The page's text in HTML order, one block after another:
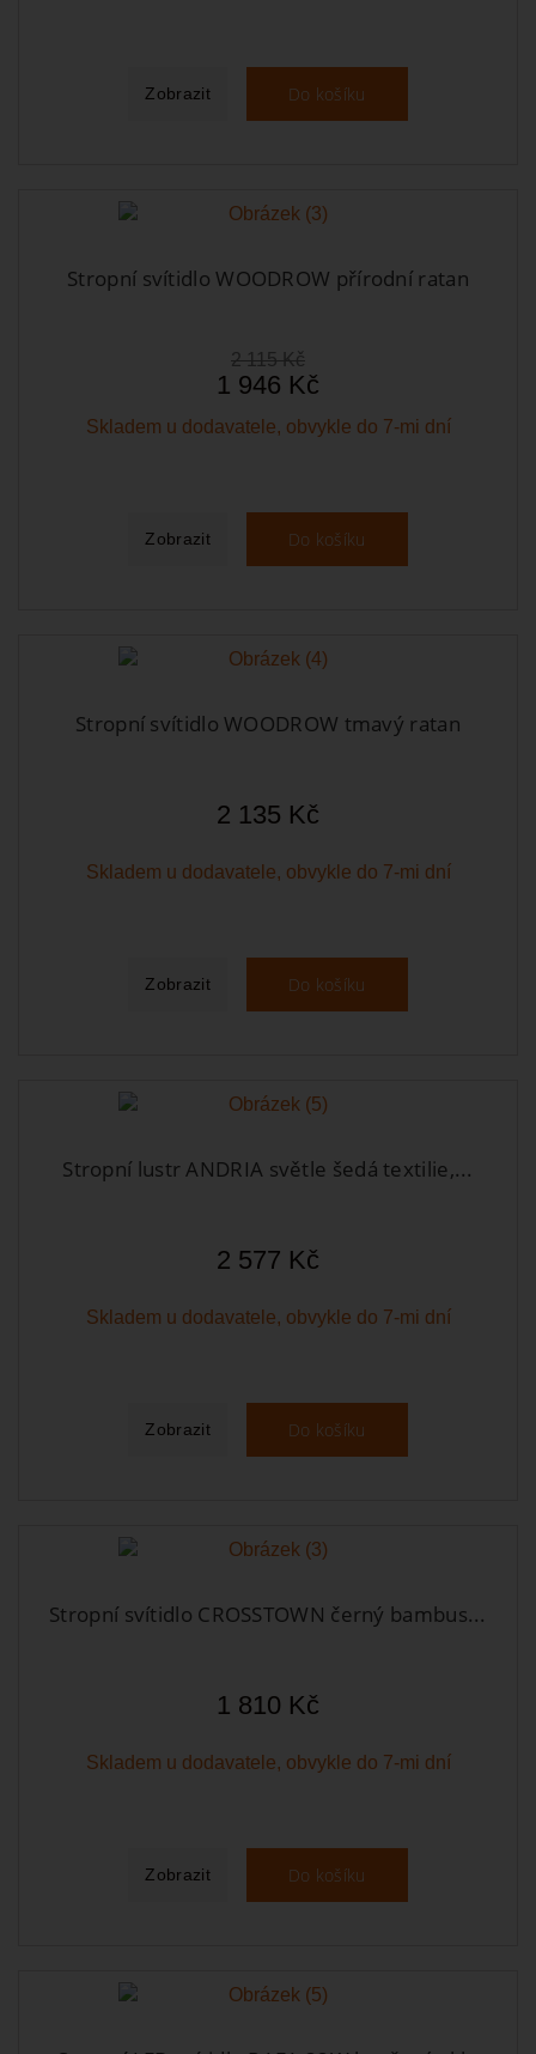
Zobrazit Do košíku
Stropní svítidlo WOODROW přírodní ratan
2 115 Kč
1 946 Kč
Skladem u dodavatele, obvykle do 7-mi dní
Zobrazit Do košíku
Stropní svítidlo WOODROW tmavý ratan
2 135 Kč
Skladem u dodavatele, obvykle do 7-mi dní
Zobrazit Do košíku
Stropní lustr ANDRIA světle šedá textilie,...
2 577 Kč
Skladem u dodavatele, obvykle do 7-mi dní
Zobrazit Do košíku
Stropní svítidlo CROSSTOWN černý bambus...
1 810 Kč
Skladem u dodavatele, obvykle do 7-mi dní
Zobrazit Do košíku